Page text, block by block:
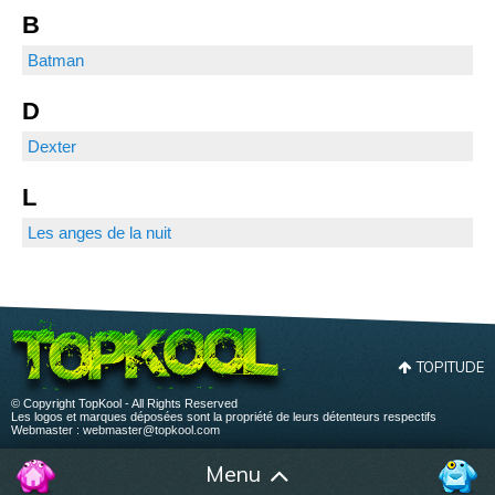
Menu
B
Batman
D
Dexter
L
Les anges de la nuit
TOPITUDE
© Copyright TopKool - All Rights Reserved
Les logos et marques déposées sont la propriété de leurs détenteurs respectifs
Webmaster : webmaster@topkool.com